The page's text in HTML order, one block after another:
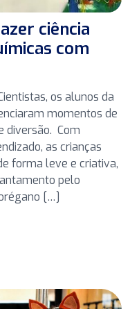
ciência
com
os alunos da
momentos de
diversão. Com
as crianças
forma leve e criativa,
pelo
[…]